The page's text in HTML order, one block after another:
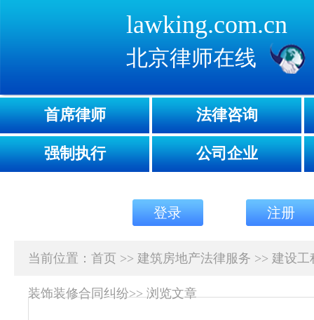
lawking.com.cn
北京律师在线
首席律师 法律咨询
强制执行 公司企业
登录 注册
当前位置： 首页 >> 建筑房地产法律服务 >> 建设工
装饰装修合同纠纷>>浏览文章